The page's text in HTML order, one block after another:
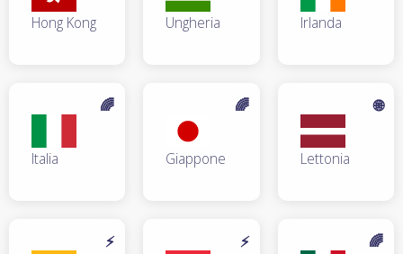
Hong Kong Ungheria Irlanda
Italia
🌈
Giappone
🌈
Lettonia
🌐
⚡ ⚡ 🌈